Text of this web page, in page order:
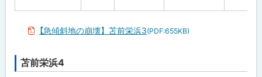
【急傾斜地の崩壊】苫前栄浜3(PDF:655KB)
ト苫前栄浜4